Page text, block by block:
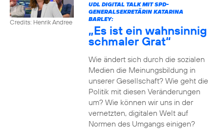
Credits: Henrik Andree
UDL DIGITAL TALK MIT SPD-
GENERALSEKRETÄRIN KATARINA
BARLEY:
„Es ist ein wahnsinnig
schmaler Grat“
Wie ändert sich durch die sozialen
Medien die Meinungsbildung in
unserer Gesellschaft? Wie geht die
Politik mit diesen Veränderungen
um? Wie können wir uns in der
vernetzten, digitalen Welt auf
Normen des Umgangs einigen?